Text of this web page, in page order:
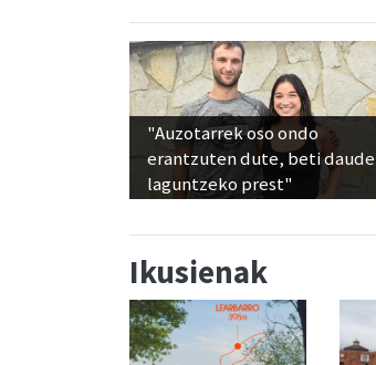
"Auzotarrek oso ondo
erantzuten dute, beti daude
laguntzeko prest"
Ikusienak